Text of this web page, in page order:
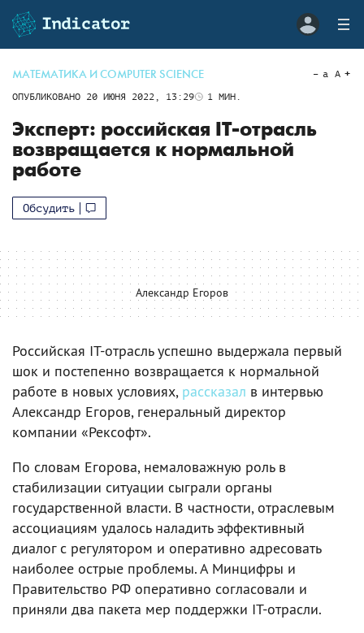
МАТЕМАТИКА И COMPUTER SCIENCE
ОПУБЛИКОВАНО 20 ИЮНЯ 2022, 13:29 1 МИН.
a A
Эксперт: российская IT-отрасль
возвращается к нормальной
работе
Обсудить
Александр Егоров
Российская IT-отрасль успешно выдержала первый
шок и постепенно возвращается к нормальной
работе в новых условиях, рассказал в интервью
Александр Егоров, генеральный директор
компании «Рексофт».
По словам Егорова, немаловажную роль в
стабилизации ситуации сыграли органы
государственной власти. В частности, отраслевым
ассоциациям удалось наладить эффективный
диалог с регулятором и оперативно адресовать
наиболее острые проблемы. А Минцифры и
Правительство РФ оперативно согласовали и
приняли два пакета мер поддержки IT-отрасли.